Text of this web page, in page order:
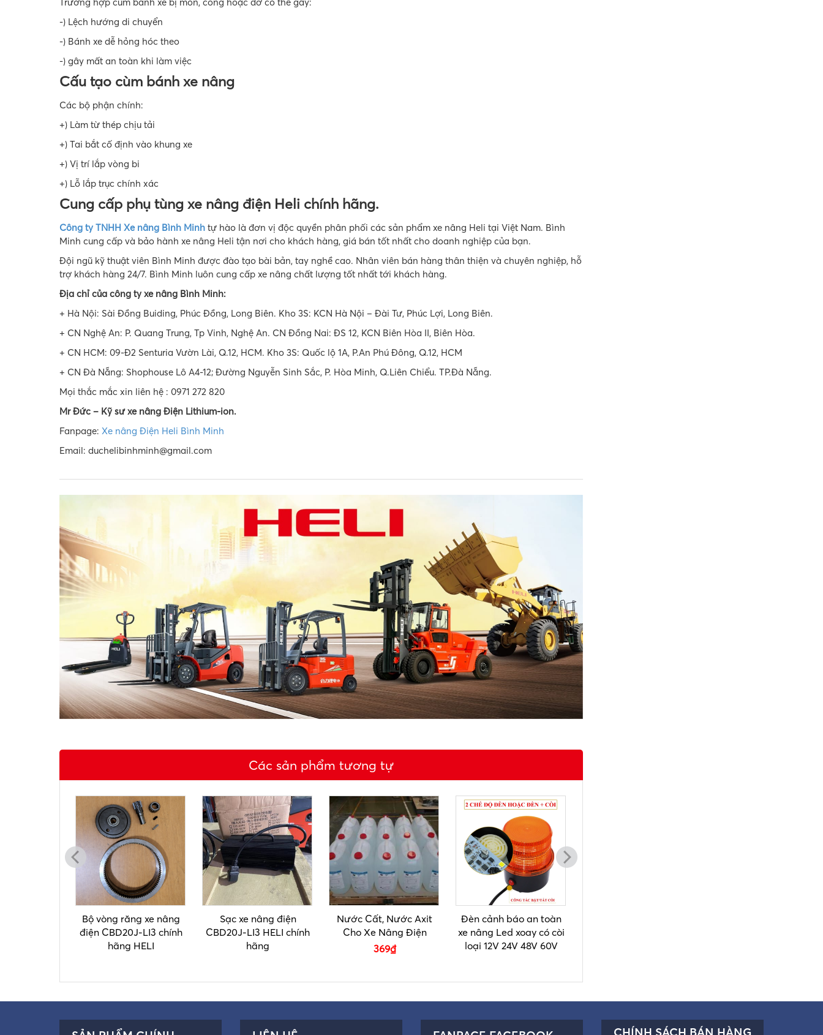
Trường hợp cùm bánh xe bị mòn, cong hoặc dơ có thể gây:
-) Lệch hướng di chuyển
-) Bánh xe dễ hỏng hóc theo
-) gây mất an toàn khi làm việc
Cấu tạo cùm bánh xe nâng
Các bộ phận chính:
+) Làm từ thép chịu tải
+) Tai bắt cố định vào khung xe
+) Vị trí lắp vòng bi
+) Lỗ lắp trục chính xác
Cung cấp phụ tùng xe nâng điện Heli chính hãng.
Công ty TNHH Xe nâng Bình Minh tự hào là đơn vị độc quyền phân phối các sản phẩm xe nâng Heli tại Việt Nam. Bình
Minh cung cấp và bảo hành xe nâng Heli tận nơi cho khách hàng, giá bán tốt nhất cho doanh nghiệp của bạn.
Đội ngũ kỹ thuật viên Bình Minh được đào tạo bài bản, tay nghề cao. Nhân viên bán hàng thân thiện và chuyên nghiệp, hỗ
trợ khách hàng 24/7. Bình Minh luôn cung cấp xe nâng chất lượng tốt nhất tới khách hàng.
Địa chỉ của công ty xe nâng Bình Minh:
+ Hà Nội: Sài Đồng Buiding, Phúc Đồng, Long Biên. Kho 3S: KCN Hà Nội – Đài Tư, Phúc Lợi, Long Biên.
+ CN Nghệ An: P. Quang Trung, Tp Vinh, Nghệ An. CN Đồng Nai: ĐS 12, KCN Biên Hòa II, Biên Hòa.
+ CN HCM: 09-Đ2 Senturia Vườn Lài, Q.12, HCM. Kho 3S: Quốc lộ 1A, P.An Phú Đông, Q.12, HCM
+ CN Đà Nẵng: Shophouse Lô A4-12; Đường Nguyễn Sinh Sắc, P. Hòa Minh, Q.Liên Chiểu. TP.Đà Nẵng.
Mọi thắc mắc xin liên hệ : 0971 272 820
Mr Đức – Kỹ sư xe nâng Điện Lithium-ion.
Fanpage: Xe nâng Điện Heli Bình Minh
Email: duchelibinhminh@gmail.com
Các sản phẩm tương tự
Bộ vòng răng xe nâng
điện CBD20J-LI3 chính
hãng HELI
Sạc xe nâng điện
CBD20J-LI3 HELI chính
hãng
Nước Cất, Nước Axit
Cho Xe Nâng Điện
369₫
Đèn cảnh báo an toàn
xe nâng Led xoay có còi
loại 12V 24V 48V 60V
CHÍNH SÁCH BÁN HÀNG